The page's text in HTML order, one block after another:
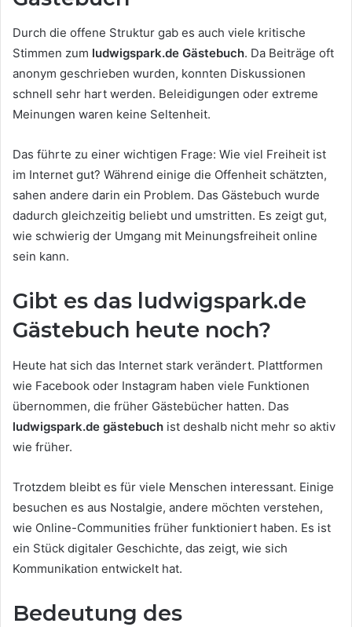
Durch die offene Struktur gab es auch viele kritische
Stimmen zum ludwigspark.de Gästebuch. Da Beiträge oft
anonym geschrieben wurden, konnten Diskussionen
schnell sehr hart werden. Beleidigungen oder extreme
Meinungen waren keine Seltenheit.
Das führte zu einer wichtigen Frage: Wie viel Freiheit ist
im Internet gut? Während einige die Offenheit schätzten,
sahen andere darin ein Problem. Das Gästebuch wurde
dadurch gleichzeitig beliebt und umstritten. Es zeigt gut,
wie schwierig der Umgang mit Meinungsfreiheit online
sein kann.
Gibt es das ludwigspark.de
Gästebuch heute noch?
Heute hat sich das Internet stark verändert. Plattformen
wie Facebook oder Instagram haben viele Funktionen
übernommen, die früher Gästebücher hatten. Das
ludwigspark.de gästebuch ist deshalb nicht mehr so aktiv
wie früher.
Trotzdem bleibt es für viele Menschen interessant. Einige
besuchen es aus Nostalgie, andere möchten verstehen,
wie Online-Communities früher funktioniert haben. Es ist
ein Stück digitaler Geschichte, das zeigt, wie sich
Kommunikation entwickelt hat.
Bedeutung des